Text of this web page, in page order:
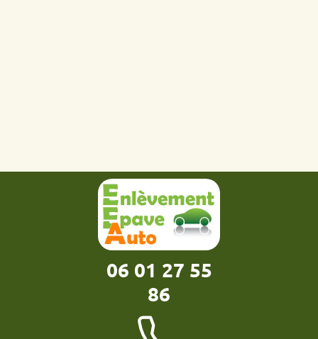
06 01 27 55
86